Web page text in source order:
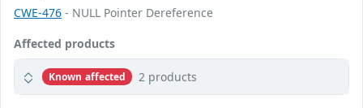
CWE-476 - NULL Pointer Dereference
Affected products
Known affected 2 products